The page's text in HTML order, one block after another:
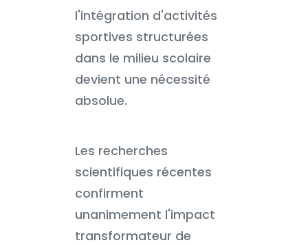
l'intégration d'activités
sportives structurées
dans le milieu scolaire
devient une nécessité
absolue.
Les recherches
scientifiques récentes
confirment
unanimement l'impact
transformateur de